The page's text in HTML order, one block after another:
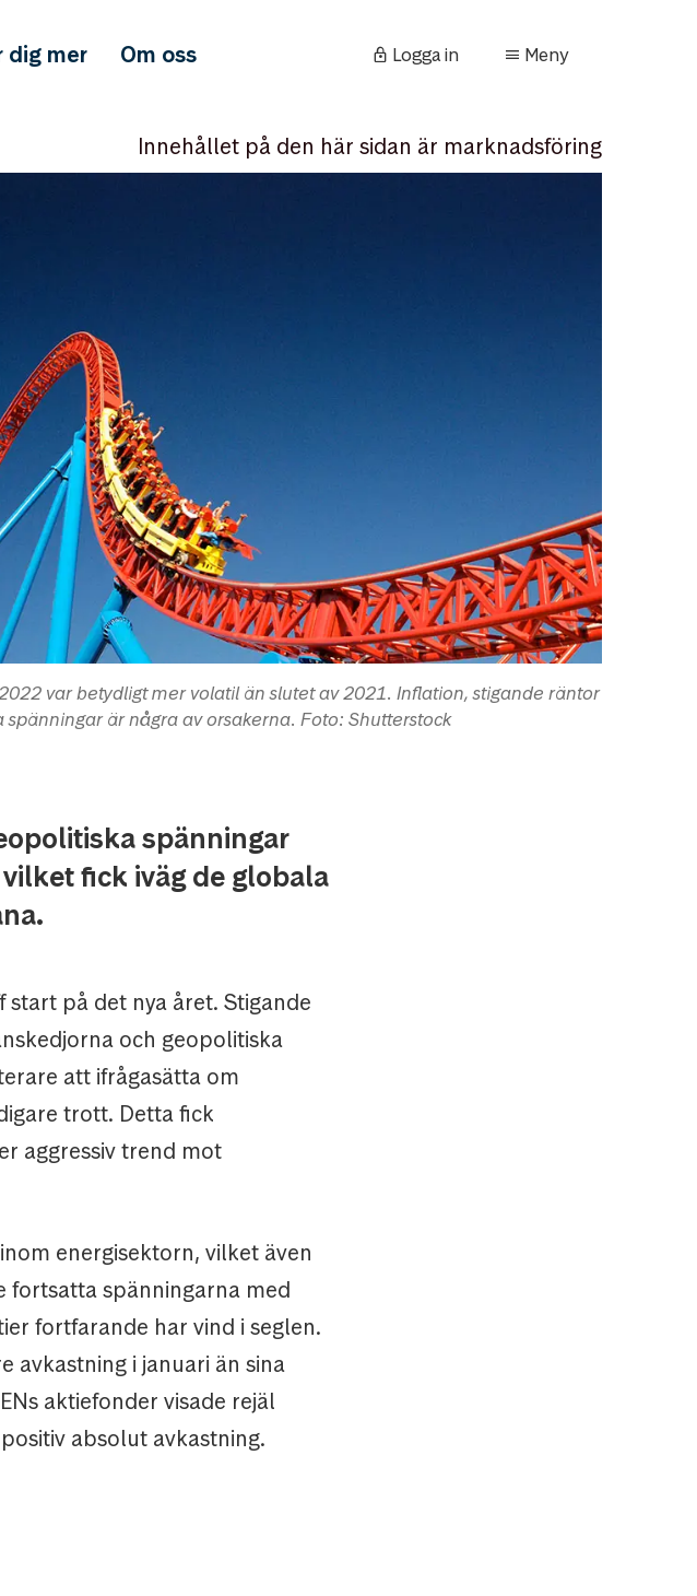
dig mer Om oss Logga in Meny
Innehållet på den här sidan är marknadsföring
var betydligt mer volatil än slutet av 2021. Inflation, stigande räntor
spänningar är några av orsakerna. Foto: Shutterstock
spänningar
fick iväg de globala
på det nya året. Stigande
och geopolitiska
att ifrågasätta om
trott. Detta fick
aggressiv trend mot
energisektorn, vilket även
fortsatta spänningarna med
fortfarande har vind i seglen.
avkastning i januari än sina
aktiefonder visade rejäl
absolut avkastning.